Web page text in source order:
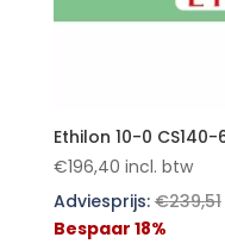
Ethilon 10-0 CS140-
€196,40 incl. btw
Adviesprijs:€239,51
Bespaar 18%